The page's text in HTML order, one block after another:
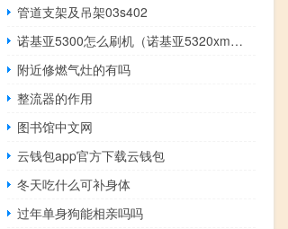
管道支架及吊架03s402
诺基亚5300怎么刷机（诺基亚5320xm刷机）
附近修燃气灶的有吗
整流器的作用
图书馆中文网
云钱包app官方下载云钱包
冬天吃什么可补身体
过年单身狗能相亲吗吗